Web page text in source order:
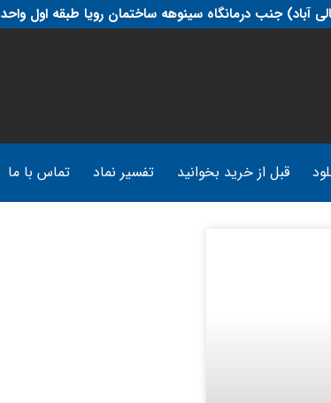
جنب درمانگاه سینوهه ساختمان رویا طبقه اول واحد ۴
قبل از خرید بخوانید تفسیر نماد تماس با ما